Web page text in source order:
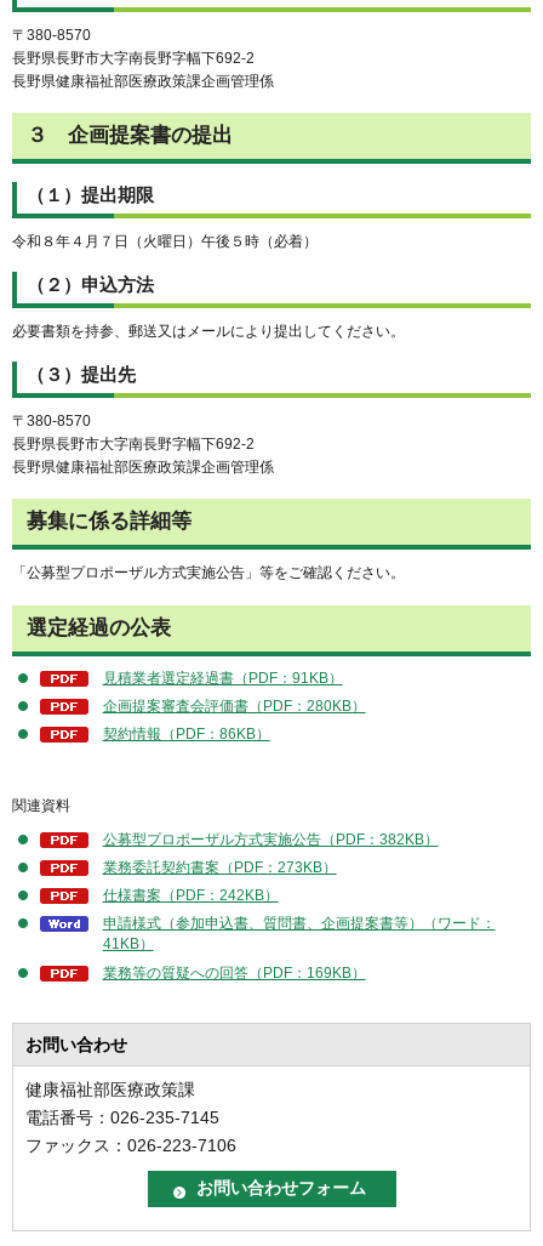
〒380-8570
長野県長野市大字南長野字幅下692-2
長野県健康福祉部医療政策課企画管理係
３ 企画提案書の提出
（１）提出期限
令和８年４月７日（火曜日）午後５時（必着）
（２）申込方法
必要書類を持参、郵送又はメールにより提出してください。
（３）提出先
〒380-8570
長野県長野市大字南長野字幅下692-2
長野県健康福祉部医療政策課企画管理係
募集に係る詳細等
「公募型プロポーザル方式実施公告」等をご確認ください。
選定経過の公表
見積業者選定経過書（PDF：91KB）
企画提案審査会評価書（PDF：280KB）
契約情報（PDF：86KB）
関連資料
公募型プロポーザル方式実施公告（PDF：382KB）
業務委託契約書案（PDF：273KB）
仕様書案（PDF：242KB）
申請様式（参加申込書、質問書、企画提案書等）（ワード：
41KB）
業務等の質疑への回答（PDF：169KB）
お問い合わせ
健康福祉部医療政策課
電話番号：026-235-7145
ファックス：026-223-7106